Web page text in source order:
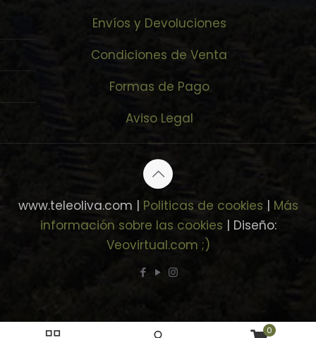
Envíos y Devoluciones
Condiciones de Venta
Formas de Pago
Aviso Legal
www.teleoliva.com | Politicas de cookies | Más
información sobre las cookies | Diseño:
Veovirtual.com ;)
0